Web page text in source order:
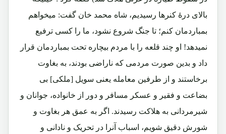
بالای درۀ کنرها رسیدیم، شاه محمد خان گفت: میخواهم
بمباردمان کنم؛ تا جنگ شروع نشود، ما را کسی ترفیع
نمیدهد! او چند قلعه را با مردم بیچاره تحت بمباردمان قرار
داد و بدین صورت مردمی که ناراضی بودند، به بغاوت
برخاستند و از طرفین معامله یعنی سویل [ملکی] بی
بضاعت و فقیر و عسکر مسافر و دور از خانواده، جوانان و
شیرمردانی به هلاکت رسیدند. اگر به عمق هر بغاوت و
شورش دقیق شویم، اسباب آنرا در تحریک و نادانی و